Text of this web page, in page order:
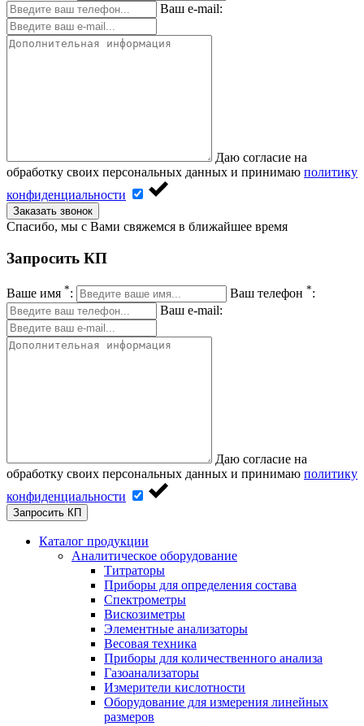
Ваш e-mail:
Даю согласие на
обработку своих персональных данных и принимаю политику
конфиденциальности
Заказать звонок
Спасибо, мы с Вами свяжемся в ближайшее время
Запросить КП
Ваше имя *: Ваш телефон *:
Ваш e-mail:
Даю согласие на
обработку своих персональных данных и принимаю политику
конфиденциальности
Запросить КП
Каталог продукции
Аналитическое оборудование
Титраторы
Приборы для определения состава
Спектрометры
Вискозиметры
Элементные анализаторы
Весовая техника
Приборы для количественного анализа
Газоанализаторы
Измерители кислотности
Оборудование для измерения линейных
размеров